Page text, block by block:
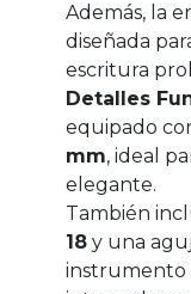
Además, la
diseñada
escritura
Detalles
equipado
mm, ideal
elegante.
También
18 y una
instrumento